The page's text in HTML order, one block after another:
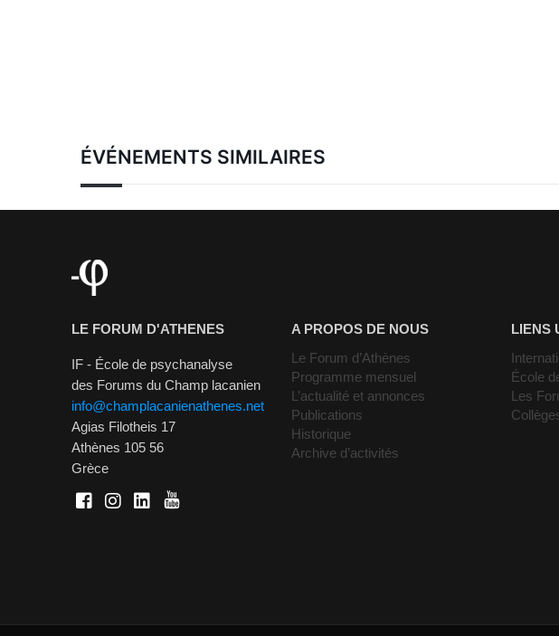
ÉVÉNEMENTS SIMILAIRES
LE FORUM D'ATHENES
IF - École de psychanalyse
des Forums du Champ lacanien
info@champlacanienathenes.net
Agias Filotheis 17
Athènes 105 56
Grèce
A PROPOS DE NOUS
Le Forum d’Athènes
Programme mensuel
L’actualité et annonces
Publications
Historique
Archive d’activités
LIENS
École
Les